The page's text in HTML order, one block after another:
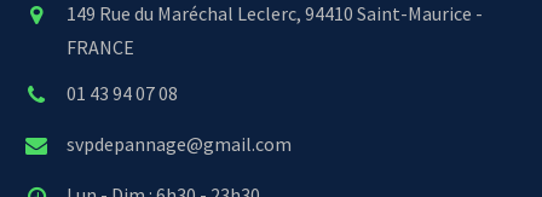
149 Rue du Maréchal Leclerc, 94410 Saint-Maurice -
FRANCE
01 43 94 07 08
svpdepannage@gmail.com